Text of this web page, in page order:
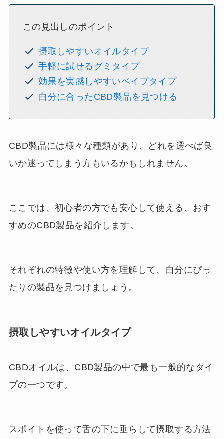
この見出しのポイント
摂取しやすいオイルタイプ
手軽に試せるグミタイプ
効果を実感しやすいベイプタイプ
自分に合ったCBD製品を見つける
CBD製品には様々な種類があり、どれを選べば良
いか迷ってしまう方もいるかもしれません。
ここでは、初心者の方でも安心して使える、おす
すめのCBD製品を紹介します。
それぞれの特徴や使い方を理解して、自分にぴっ
たりの製品を見つけましょう。
摂取しやすいオイルタイプ
CBDオイルは、CBD製品の中で最も一般的なタイ
プの一つです。
スポイトを使って舌の下に垂らして摂取する方法